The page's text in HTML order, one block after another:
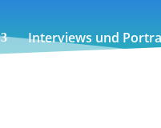
Interviews und